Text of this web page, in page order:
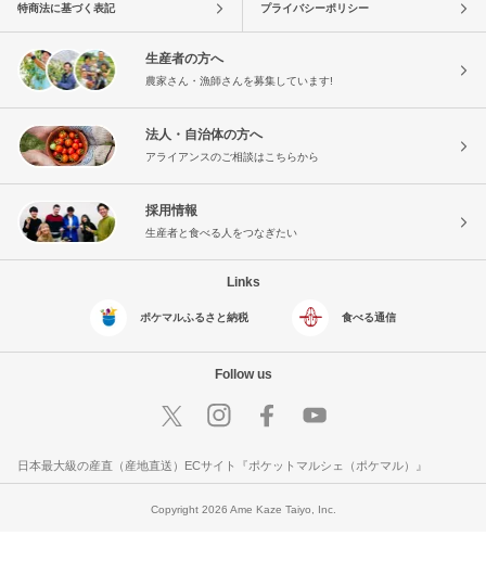
特商法に基づく表記 プライバシーポリシー
生産者の方へ
農家さん・漁師さんを募集しています!
法人・自治体の方へ
アライアンスのご相談はこちらから
採用情報
生産者と食べる人をつなぎたい
Links
ポケマルふるさと納税 食べる通信
Follow us
日本最大級の産直（産地直送）ECサイト『ポケットマルシェ（ポケマル）』
Copyright 2026 Ame Kaze Taiyo, Inc.